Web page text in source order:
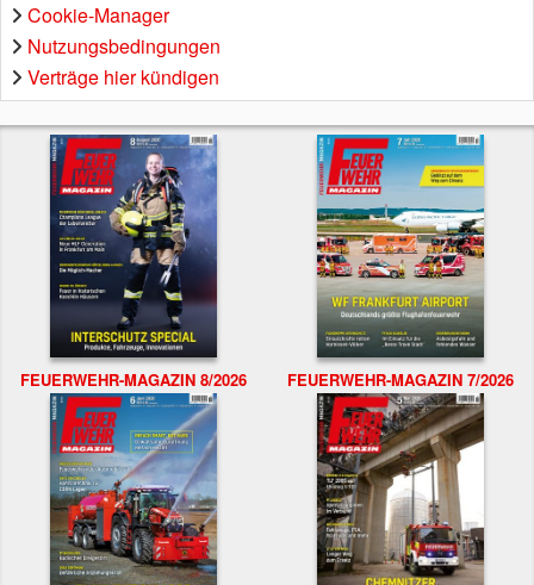
Cookie-Manager
Nutzungsbedingungen
Verträge hier kündigen
FEUERWEHR-MAGAZIN 8/2026 FEUERWEHR-MAGAZIN 7/2026